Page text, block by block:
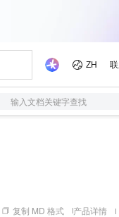
输入文档关键字查找
复制 MD 格式 产品详情